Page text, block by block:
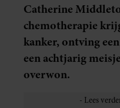
Catherine
chemotherapie
kanker, ontving
een achtjarig
overwon.